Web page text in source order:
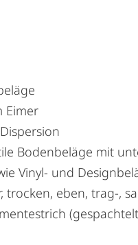
Eimer
Bodenbeläge mit
Vinyl- und
trocken, eben, trag-,